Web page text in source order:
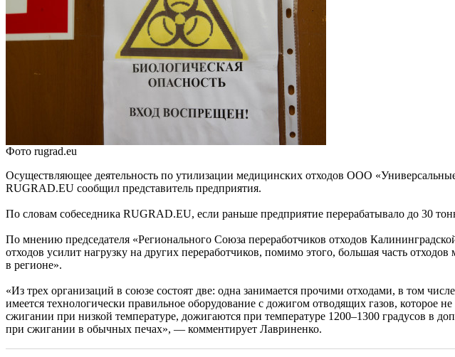
Фото rugrad.eu
Осуществляющее деятельность по утилизации медицинских отходов ООО
RUGRAD.EU сообщил представитель предприятия.
По словам собеседника RUGRAD.EU, если раньше предприятие перерабатывало до 30
По мнению председателя «Регионального Союза переработчиков отходов
отходов усилит нагрузку на других переработчиков, помимо этого, большая часть
в регионе».
«Из трех организаций в cоюзе состоят две: одна занимается прочими отходами, в том
имеется технологически правильное оборудование с дожигом отводящих газов,
сжигании при низкой температуре, дожигаются при температуре 1200–1300 градусов в
при сжигании в обычных печах», — комментирует Лавриненко.